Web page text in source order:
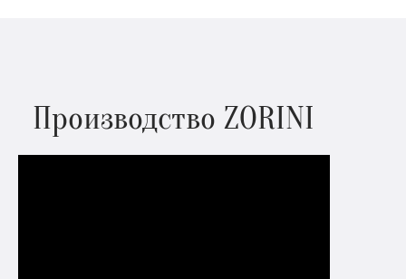
Производство ZORINI